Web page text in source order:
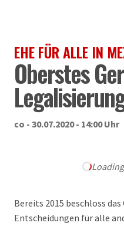
EHE FÜR ALLE IN
Oberstes
co - 30.07.2020 - 14:00 Uhr
Bereits 2015 beschloss
Entscheidungen für alle